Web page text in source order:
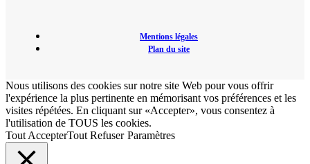
Mentions légales
Plan du site
Nous utilisons des cookies sur notre site Web pour vous offrir
l'expérience la plus pertinente en mémorisant vos préférences et les
visites répétées. En cliquant sur «Accepter», vous consentez à
l'utilisation de TOUS les cookies.
Tout AccepterTout Refuser Paramètres